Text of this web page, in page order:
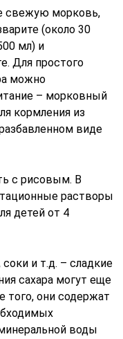
свежую морковь,
(около 30
мл) и
Для простого
можно
– морковный
кормления из
виде
с рисовым. В
растворы
детей от 4
соки и т.д. – сладкие
сахара могут еще
того, они содержат
воды